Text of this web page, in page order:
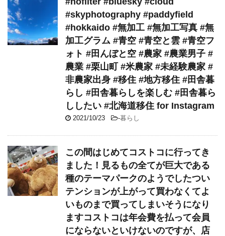
#skyphotography #paddyfield
#hokkaido #無加工 #無加工写真 #無
加工グラム #青空 #青空と雲 #青空フ
ォト #田んぼと空 #農家 #農業男子 #
農業 #栗山町 #米農家 #未経験農家 #
非農家出身 #移住 #地方移住 #田舎暮
らし #田舎暮らしを楽しむ #田舎暮ら
ししたい #北海道移住 for Instagram
2021/10/23 -暮らし
この間はじめてコストコに行ってき
ました！見るもの全てが巨大である
種のテーマパークのようでしたつい
テンションが上がって買わなくてよ
いものまで買ってしまいそうになり
ますコストコは年会費を払って会員
にならないといけないのですが、店